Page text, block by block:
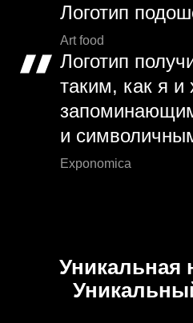
Логотип
Art food
Логотип
таким, как я и
и
Exponomica
Уникальная